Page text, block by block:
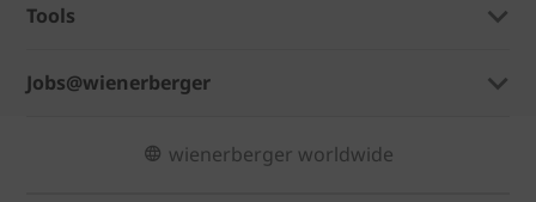
Tools
Jobs@wienerberger
wienerberger worldwide